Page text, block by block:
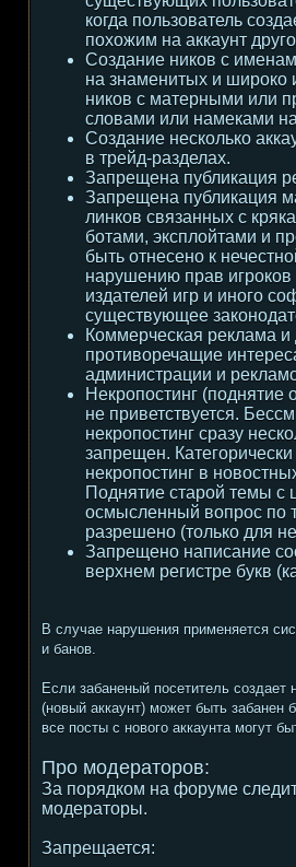
когда пользователь
похожим на аккаунт
Создание ников с
на знаменитых и широко
ников с матерными или
словами или намеками
Создание несколько
в трейд-разделах.
Запрещена публикация
Запрещена публикация
линков связанных с
ботами, эксплойтами и
быть отнесено к
нарушению прав игроков
издателей игр и иного
существующее
Коммерческая реклама и
противоречащие
администрации и
Некропостинг (поднятие
не приветствуется.
некропостинг сразу
запрещен.
некропостинг в
Поднятие старой темы с
осмысленный вопрос по
разрешено (только для
Запрещено написание
верхнем регистре букв
В случае нарушения применяется
и банов.
Если забаненый посетитель создает
(новый аккаунт) может быть забанен
все посты с нового аккаунта могут
Про модераторов:
За порядком на форуме
модераторы.
Запрещается: